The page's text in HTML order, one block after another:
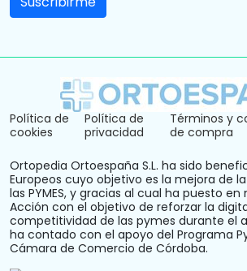
Política de
cookies
Política de
privacidad
Términos y
de compra
Ortopedia Ortoespaña S.L. ha sido
Europeos cuyo objetivo es la mejora de
las PYMES, y gracias al cual ha puesto
Acción con el objetivo de reforzar la
competitividad de las pymes durante el
ha contado con el apoyo del Programa
Cámara de Comercio de Córdoba.